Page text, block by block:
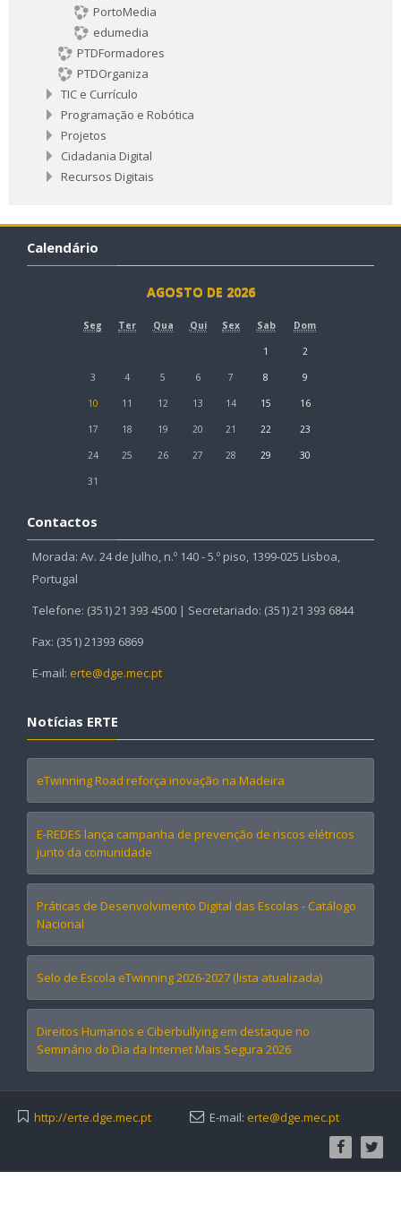
PortoMedia
edumedia
PTDFormadores
PTDOrganiza
TIC e Currículo
Programação e Robótica
Projetos
Cidadania Digital
Recursos Digitais
Calendário
AGOSTO DE 2026
Seg Ter Qua Qui Sex Sab Dom
1 2
3 4 5 6 7 8 9
10 11 12 13 14 15 16
17 18 19 20 21 22 23
24 25 26 27 28 29 30
31
Contactos
Morada: Av. 24 de Julho, n.º 140 - 5.º piso, 1399-025 Lisboa,
Portugal
Telefone: (351) 21 393 4500 | Secretariado: (351) 21 393 6844
Fax: (351) 21393 6869
E-mail: erte@dge.mec.pt
Notícias ERTE
eTwinning Road reforça inovação na Madeira
E-REDES lança campanha de prevenção de riscos elétricos
junto da comunidade
Práticas de Desenvolvimento Digital das Escolas - Catálogo
Nacional
Selo de Escola eTwinning 2026-2027 (lista atualizada)
Direitos Humanos e Ciberbullying em destaque no
Seminário do Dia da Internet Mais Segura 2026
http://erte.dge.mec.pt E-mail: erte@dge.mec.pt